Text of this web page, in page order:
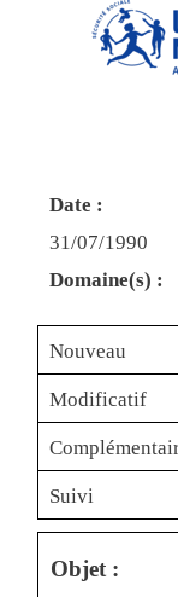
Date :
31/07/1990
Domaine(s) :
Nouveau
Modificatif
Suivi
Objet :